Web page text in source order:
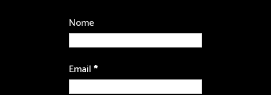
Nome
Email*